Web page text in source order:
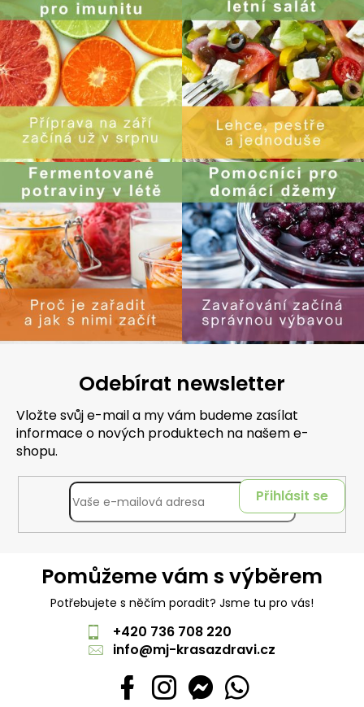
Odebírat newsletter
Vložte svůj e-mail a my vám budeme zasílat
informace o nových produktech na našem e-
shopu.
Přihlásit se
Pomůžeme vám s výběrem
Potřebujete s něčím poradit? Jsme tu pro vás!
+420 736 708 220
info@mj-krasazdravi.cz